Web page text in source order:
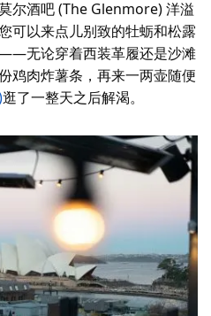
尔酒吧 (The Glenmore) 洋溢
可以来点儿别致的牡蛎和松露
无论穿着西装革履还是沙滩
肉炸薯条，再来一两壶随便
逛了一整天之后解渴。